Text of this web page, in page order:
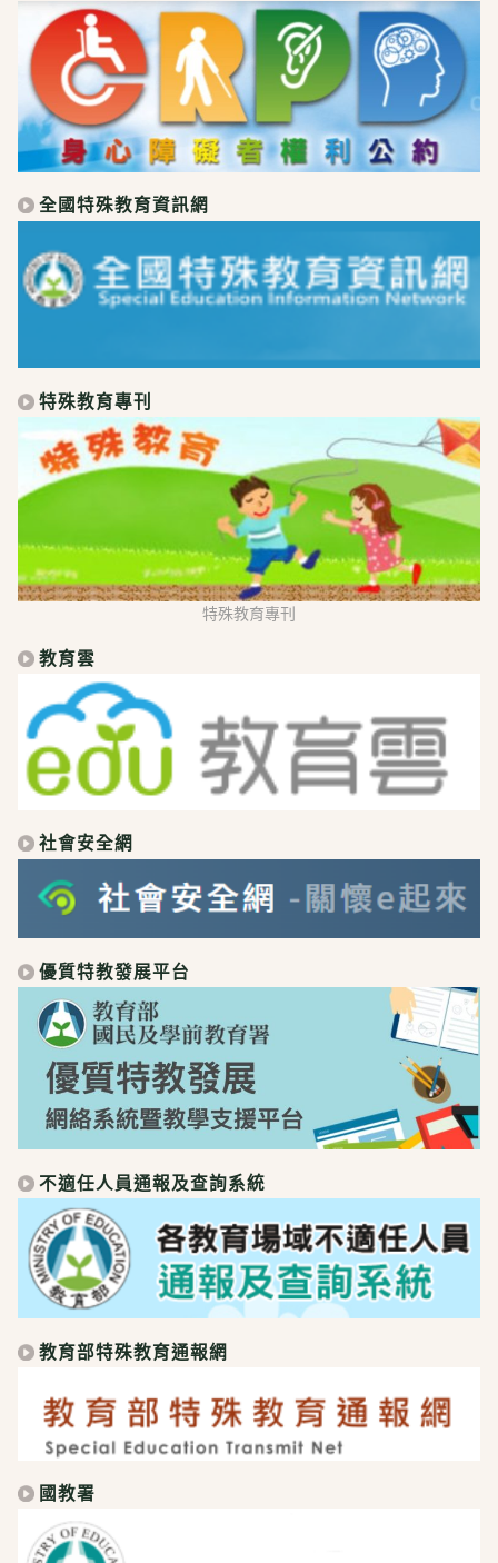
全國特殊教育資訊網
特殊教育專刊
特殊教育專刊
教育雲
社會安全網
優質特教發展平台
不適任人員通報及查詢系統
教育部特殊教育通報網
國教署